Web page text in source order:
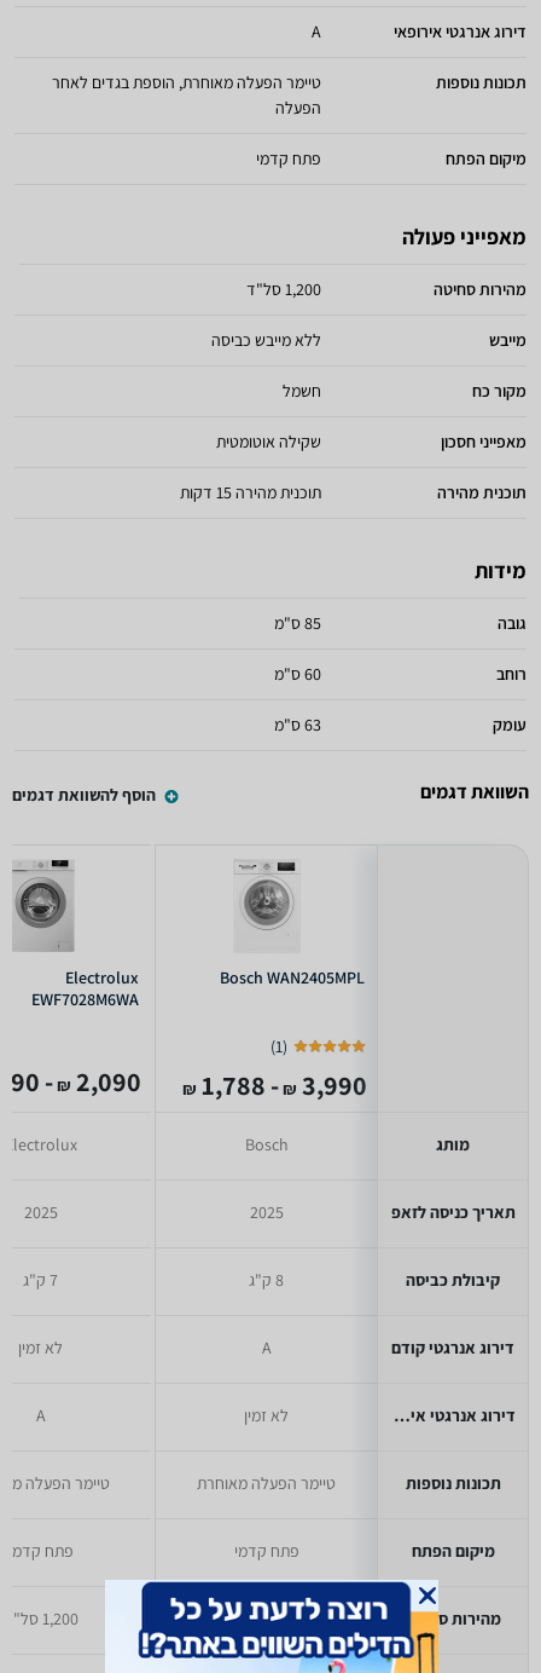
דירוג אנרגטי אירופאי A
תכונות נוספות
טיימר הפעלה מאוחרת, הוספת בגדים לאחר
הפעלה
מיקום הפתח פתח קדמי
מאפייני פעולה
מהירות סחיטה 1,200 סל"ד
מייבש ללא מייבש כביסה
מקור כח חשמל
מאפייני חסכון שקילה אוטומטית
תוכנית מהירה תוכנית מהירה 15 דקות
מידות
גובה 85 ס"מ
רוחב 60 ס"מ
עומק 63 ס"מ
השוואת דגמים הוסף להשוואת דגמים
מותג
תאריך כניסה לזאפ
קיבולת כביסה
דירוג אנרגטי קודם
דירוג אנרגטי אירופאי
תכונות נוספות
מיקום הפתח
מהירות סחיטה
Bosch WAN2405MPL
(
1
)
3,990
₪
- 1,788
₪
Bosch
2025
8 ק"ג
A
לא זמין
טיימר הפעלה מאוחרת
פתח קדמי
1,200 סל"ד
Electrolux
EWF7028M6WA
2,090
₪
- 1,590
Electrolux
2025
7 ק"ג
לא זמין
A
טיימר הפעלה
פתח קדמי
1,200 סל"ד